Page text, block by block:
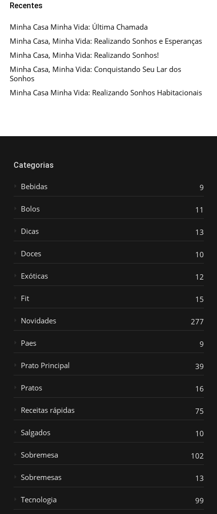
Recentes
Minha Casa Minha Vida: Última Chamada
Minha Casa, Minha Vida: Realizando Sonhos e Esperanças
Minha Casa, Minha Vida: Realizando Sonhos!
Minha Casa, Minha Vida: Conquistando Seu Lar dos
Sonhos
Minha Casa Minha Vida: Realizando Sonhos Habitacionais
Categorias
Bebidas 9
Bolos 11
Dicas 13
Doces 10
Exóticas 12
Fit 15
Novidades 277
Paes 9
Prato Principal 39
Pratos 16
Receitas rápidas 75
Salgados 10
Sobremesa 102
Sobremesas 13
Tecnologia 99